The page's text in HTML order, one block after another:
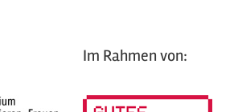
Im Rahmen von: